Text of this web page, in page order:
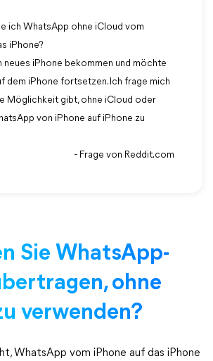
ich WhatsApp ohne iCloud vom
iPhone?
neues iPhone bekommen und möchte
dem iPhone fortsetzen. Ich frage mich
Möglichkeit gibt, ohne iCloud oder
von iPhone auf iPhone zu
- Frage von Reddit.com
Sie WhatsApp-
ohne
verwenden?
WhatsApp vom iPhone auf das iPhone